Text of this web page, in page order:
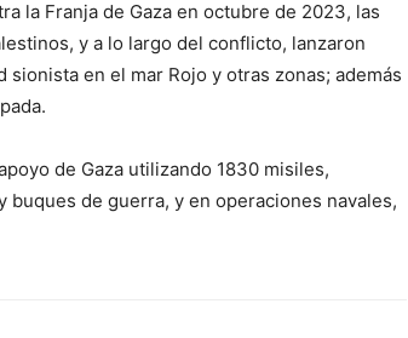
la Franja de Gaza en octubre de 2023, las
y a lo largo del conflicto, lanzaron
en el mar Rojo y otras zonas; además
de Gaza utilizando 1830 misiles,
de guerra, y en operaciones navales,